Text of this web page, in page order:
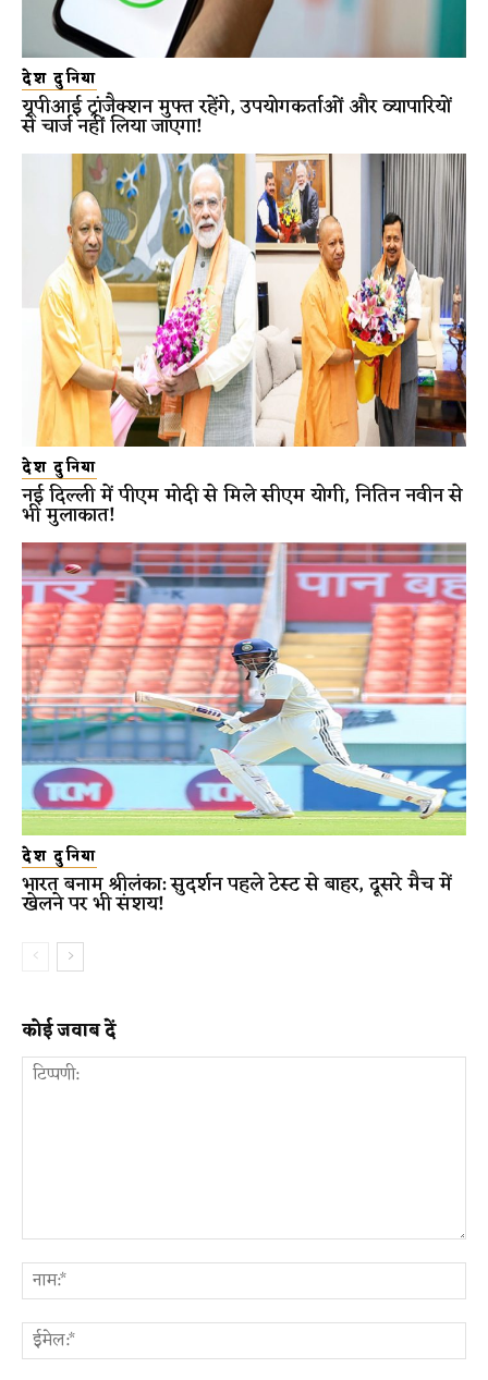
देश दुनिया
यूपीआई ट्रांजैक्शन मुफ्त रहेंगे, उपयोगकर्ताओं और व्यापारियों
से चार्ज नहीं लिया जाएगा!
देश दुनिया
नई दिल्ली में पीएम मोदी से मिले सीएम योगी, नितिन नवीन से
भी मुलाकात!
देश दुनिया
भारत बनाम श्रीलंका: सुदर्शन पहले टेस्ट से बाहर, दूसरे मैच में
खेलने पर भी संशय!
कोई जवाब दें